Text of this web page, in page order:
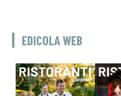
EDICOLA WEB